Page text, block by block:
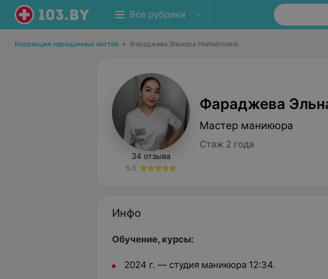
Все рубрики
Коррекция нарощенных ногтей • Фараджева Эльнара Нейматовна
34 отзыва
5.0
Фараджева
Мастер маникюра
Стаж 2 года
Инфо
Обучение, курсы:
2024 г. — студия маникюра 12:34.